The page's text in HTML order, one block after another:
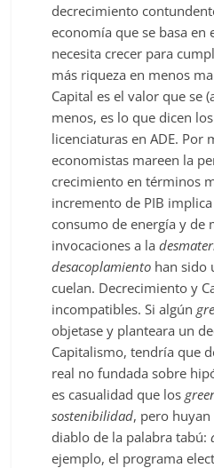
decrecimiento
economía que se basa en
necesita crecer para
más riqueza en menos
Capital es el valor que se
menos, es lo que dicen
licenciaturas en ADE. Por
economistas mareen la
crecimiento en términos
incremento de PIB
consumo de energía y de
invocaciones a la
desacoplamiento han sido
cuelan. Decrecimiento y
incompatibles. Si algún
objetase y planteara un
Capitalismo, tendría que
real no fundada sobre
es casualidad que los
sostenibilidad, pero
diablo de la palabra tabú:
ejemplo, el programa